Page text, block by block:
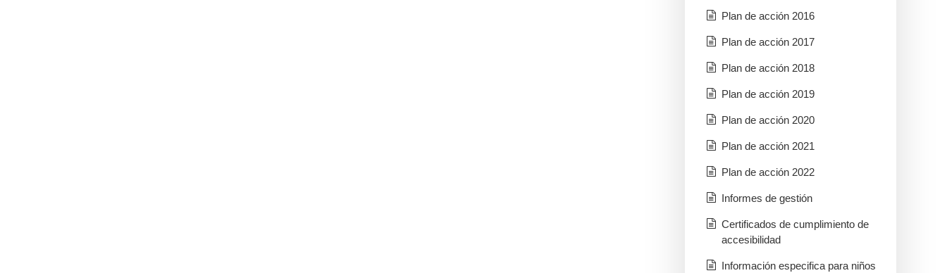
Plan de acción 2016
Plan de acción 2017
Plan de acción 2018
Plan de acción 2019
Plan de acción 2020
Plan de acción 2021
Plan de acción 2022
Informes de gestión
Certificados de cumplimiento de
accesibilidad
Información especifica para niños